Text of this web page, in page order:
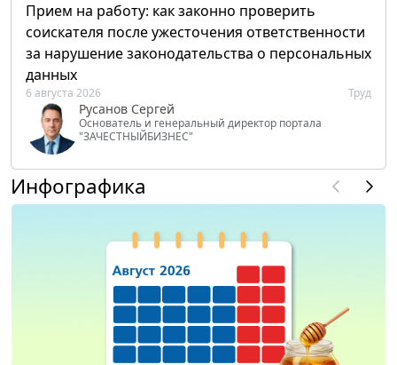
Прием на работу: как законно проверить
соискателя после ужесточения ответственности
за нарушение законодательства о персональных
данных
6 августа 2026 Труд
Русанов Сергей
Основатель и генеральный директор портала
"ЗАЧЕСТНЫЙБИЗНЕС"
Инфографика